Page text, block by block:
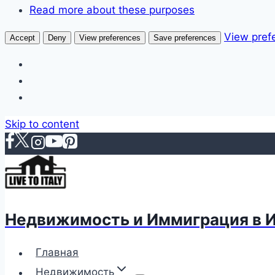
Read more about these purposes
Accept Deny View preferences Save preferences View
Skip to content
Недвижимость и Иммиграция в
Главная
Недвижимость